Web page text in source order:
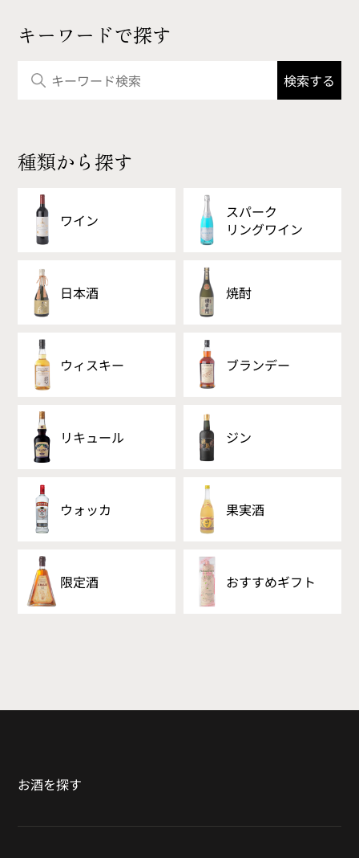
キーワードで探す
種類から探す
ワイン
スパーク
リングワイン
日本酒 焼酎
ウィスキー ブランデー
リキュール ジン
ウォッカ 果実酒
限定酒 おすすめギフト
お酒を探す